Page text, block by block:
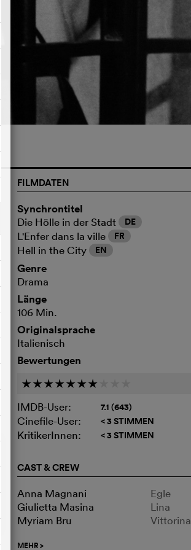
FILMDATEN
Synchrontitel
Die Hölle in der Stadt DE
L'Enfer dans la ville FR
Hell in the City EN
Genre
Drama
Länge
106 Min.
Originalsprache
Italienisch
Bewertungen
c c c c c c c
IMDB-User:
7.1 (643)
Cinefile-User: < 3 STIMMEN
KritikerInnen: < 3 STIMMEN
CAST & CREW
Anna Magnani
Egle
Giulietta Masina
Lina
Myriam Bru
Vittorina
MEHR>